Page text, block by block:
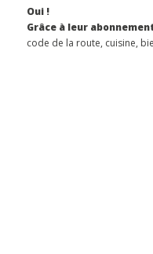
Oui !
Grâce à leur
code de la route, cuisine,